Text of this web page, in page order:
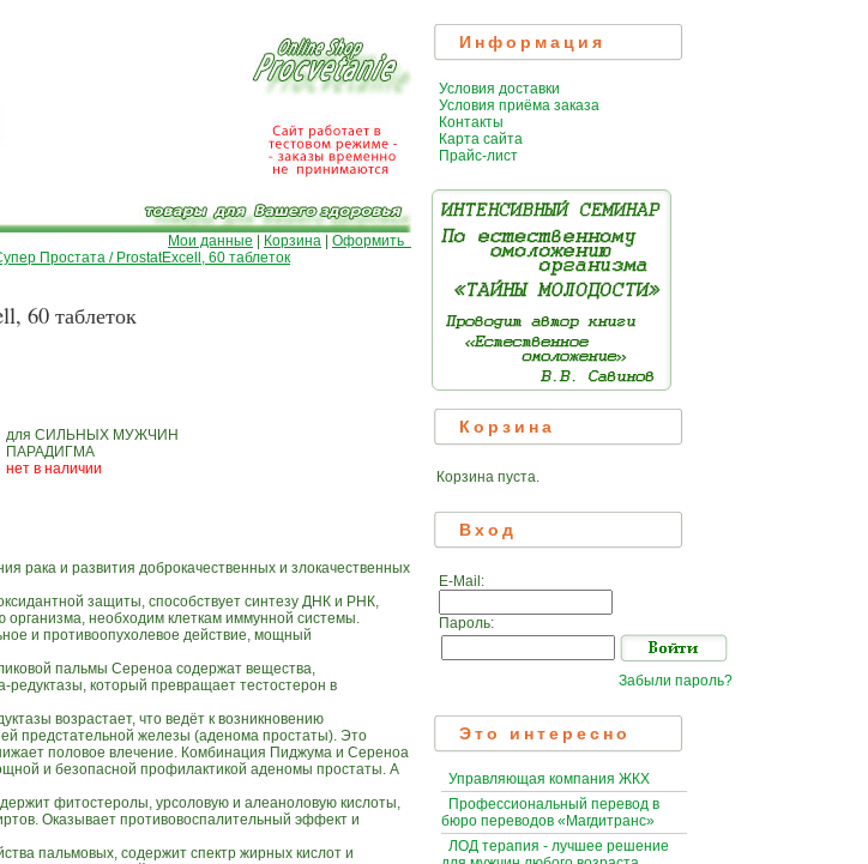
Мои данные Корзина
Оформить
Простата / ProstatExcell, 60 таблеток
60 таблеток
для СИЛЬНЫХ МУЖЧИН
ПАРАДИГМА
нет в наличии
рака и развития доброкачественных и злокачественных
защиты, способствует синтезу ДНК и РНК,
необходим клеткам иммунной системы.
и противоопухолевое действие, мощный
пальмы Сереноа содержат вещества,
который превращает тестостерон в
возрастает, что ведёт к возникновению
предстательной железы (аденома простаты). Это
половое влечение. Комбинация Пиджума и Сереноа
и безопасной профилактикой аденомы простаты. А
фитостеролы, урсоловую и алеаноловую кислоты,
Оказывает противовоспалительный эффект и
пальмовых, содержит спектр жирных кислот и
Информация
Условия доставки
Условия приёма заказа
Контакты
Карта сайта
Прайс-лист
Корзина
Корзина пуста.
Вход
E-Mail:
Пароль:
Забыли пароль?
Это интересно
Управляющая компания ЖКХ
Профессиональный перевод в
бюро переводов «Магдитранс»
ЛОД терапия - лучшее решение